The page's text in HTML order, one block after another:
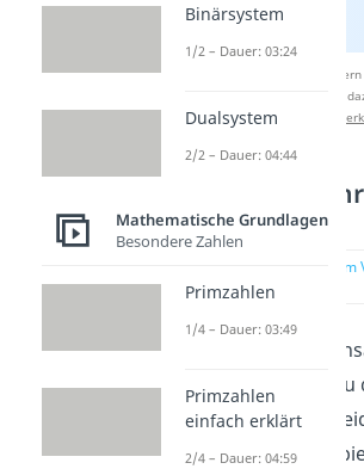
Nach Beantwortung
Studyflix zu verbessern. Mehr
kgV mit
bestimmen
zur Stelle
(01:00)
Ein kleinstes
findest du, indem du
Zahlenreihender
anschaust. Als
Binärsystem
1/2 – Dauer: 03:24
Dualsystem
2/2 – Dauer: 04:44
Mathematische Grundlagen
Besondere Zahlen
Primzahlen
1/4 – Dauer: 03:49
Primzahlen
einfach erklärt
2/4 – Dauer: 04:59